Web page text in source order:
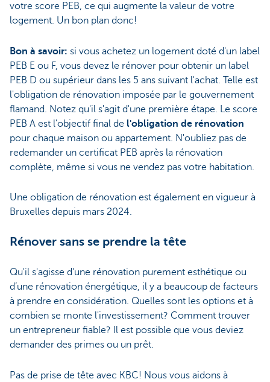
votre score PEB, ce qui augmente la valeur de votre
logement. Un bon plan donc!
Bon à savoir: si vous achetez un logement doté d'un label
PEB E ou F, vous devez le rénover pour obtenir un label
PEB D ou supérieur dans les 5 ans suivant l'achat. Telle est
l'obligation de rénovation imposée par le gouvernement
flamand. Notez qu'il s'agit d'une première étape. Le score
PEB A est l'objectif final de l'obligation de rénovation
pour chaque maison ou appartement. N'oubliez pas de
redemander un certificat PEB après la rénovation
complète, même si vous ne vendez pas votre habitation.
Une obligation de rénovation est également en vigueur à
Bruxelles depuis mars 2024.
Rénover sans se prendre la tête
Qu'il s'agisse d'une rénovation purement esthétique ou
d’une rénovation énergétique, il y a beaucoup de facteurs
à prendre en considération. Quelles sont les options et à
combien se monte l'investissement? Comment trouver
un entrepreneur fiable? Il est possible que vous deviez
demander des primes ou un prêt.
Pas de prise de tête avec KBC! Nous vous aidons à